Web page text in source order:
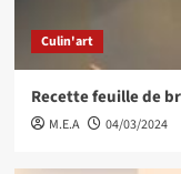
Culin'art
Recette feuille de
M.E.A 04/03/2024